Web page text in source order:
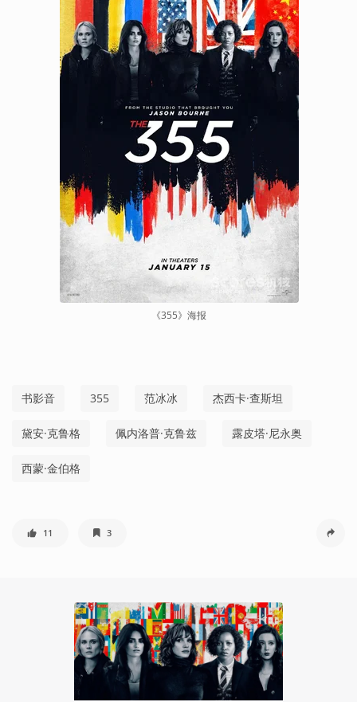
《355》海报
书影音 355 范冰冰 杰西卡·查斯坦
黛安·克鲁格 佩内洛普·克鲁兹 露皮塔·尼永奥
西蒙·金伯格
11 3